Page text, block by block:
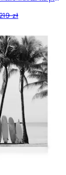
zł